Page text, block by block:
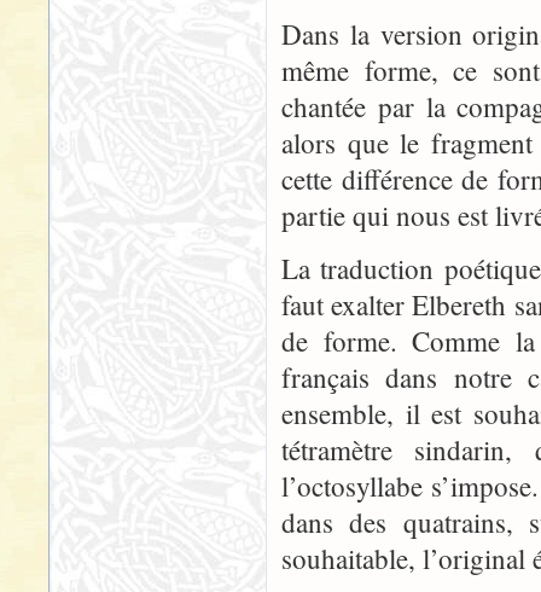
Dans la version
même forme, ce
chantée par la
alors que le
cette différence de
partie qui nous est
La traduction
faut exalter Elbereth
de forme. Comme
français dans notre
ensemble, il est
tétramètre
l’octosyllabe
dans des quatrains,
souhaitable, l’original